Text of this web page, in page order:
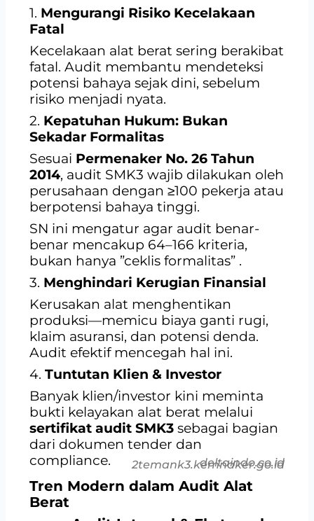
1. Mengurangi Risiko Kecelakaan
Fatal
Kecelakaan alat berat sering berakibat
fatal. Audit membantu mendeteksi
potensi bahaya sejak dini, sebelum
risiko menjadi nyata.
2. Kepatuhan Hukum: Bukan
Sekadar Formalitas
Sesuai Permenaker No. 26 Tahun
2014, audit SMK3 wajib dilakukan oleh
perusahaan dengan ≥100 pekerja atau
berpotensi bahaya tinggi.
SN ini mengatur agar audit benar-
benar mencakup 64–166 kriteria,
bukan hanya ”ceklis formalitas” .
3. Menghindari Kerugian Finansial
Kerusakan alat menghentikan
produksi—memicu biaya ganti rugi,
klaim asuransi, dan potensi denda.
Audit efektif mencegah hal ini.
4.Tuntutan Klien & Investor
Banyak klien/investor kini meminta
bukti kelayakan alat berat melalui
sertifikat audit SMK3 sebagai bagian
dari dokumen tender dan
compliance.
deltaindo.co.id
2temank3.kemnaker.go.id
Tren Modern dalam Audit Alat
Berat